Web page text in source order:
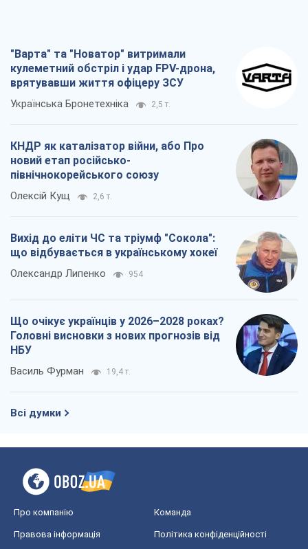
"Варта" та "Новатор" витримали
кулеметний обстріл і удар FPV-дрона,
врятувавши життя офіцеру ЗСУ
Українська Бронетехніка 2,5 т.
КНДР як каталізатор війни, або Про
новий етап російсько-
північнокорейського союзу
Олексій Кущ 2,6 т.
Вихід до еліти ЧС та тріумф "Сокола":
що відбувається в українському хокеї
Олександр Липенко 954
Що очікує українців у 2026–2028 роках?
Головні висновки з нових прогнозів від
НБУ
Василь Фурман 19,4 т.
Всі думки
Про компанію Команда
Правова інформація Політика конфіденційності